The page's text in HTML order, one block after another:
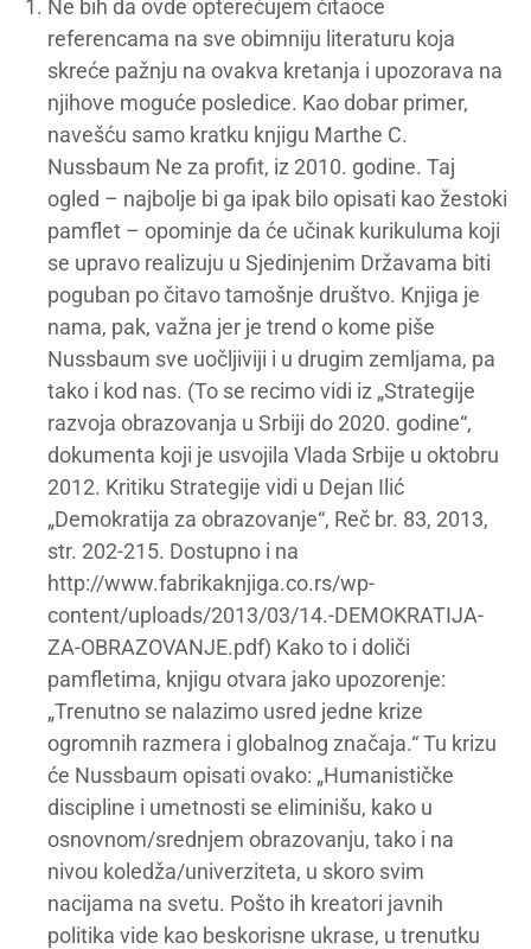
Ne bih da ovde opterećujem čitaoce
referencama na sve obimniju literaturu koja
skreće pažnju na ovakva kretanja i upozorava na
njihove moguće posledice. Kao dobar primer,
navešću samo kratku knjigu Marthe C.
Nussbaum Ne za profit, iz 2010. godine. Taj
ogled – najbolje bi ga ipak bilo opisati kao žestoki
pamflet – opominje da će učinak kurikuluma koji
se upravo realizuju u Sjedinjenim Državama biti
poguban po čitavo tamošnje društvo. Knjiga je
nama, pak, važna jer je trend o kome piše
Nussbaum sve uočljiviji i u drugim zemljama, pa
tako i kod nas. (To se recimo vidi iz „Strategije
razvoja obrazovanja u Srbiji do 2020. godine“,
dokumenta koji je usvojila Vlada Srbije u oktobru
2012. Kritiku Strategije vidi u Dejan Ilić
„Demokratija za obrazovanje“, Reč br. 83, 2013,
str. 202-215. Dostupno i na
http://www.fabrikaknjiga.co.rs/wp-
content/uploads/2013/03/14.-DEMOKRATIJA-
ZA-OBRAZOVANJE.pdf) Kako to i doliči
pamfletima, knjigu otvara jako upozorenje:
„Trenutno se nalazimo usred jedne krize
ogromnih razmera i globalnog značaja.“ Tu krizu
će Nussbaum opisati ovako: „Humanističke
discipline i umetnosti se eliminišu, kako u
osnovnom/srednjem obrazovanju, tako i na
nivou koledža/univerziteta, u skoro svim
nacijama na svetu. Pošto ih kreatori javnih
politika vide kao beskorisne ukrase, u trenutku